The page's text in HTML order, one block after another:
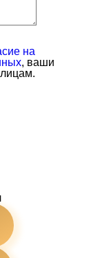
на
, ваши